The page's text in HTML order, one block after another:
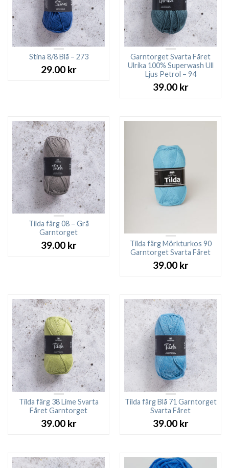
Stina 8/8 Blå – 273
29.00 kr
Garntorget Svarta Fåret
Ulrika 100% Superwash Ull
Ljus Petrol – 94
39.00 kr
Tilda färg 08 – Grå
Garntorget
39.00 kr
Tilda färg Mörkturkos 90
Garntorget Svarta Fåret
39.00 kr
Tilda färg 38 Lime Svarta
Fåret Garntorget
39.00 kr
Tilda färg Blå 71 Garntorget
Svarta Fåret
39.00 kr